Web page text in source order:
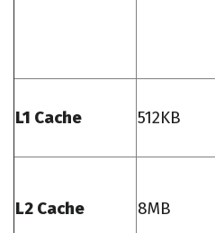
L1 Cache 512KB
L2 Cache 8MB